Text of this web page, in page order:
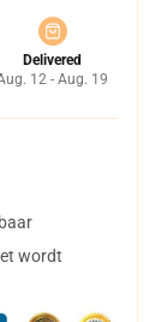
Delivered
12 - Aug. 19
wordt